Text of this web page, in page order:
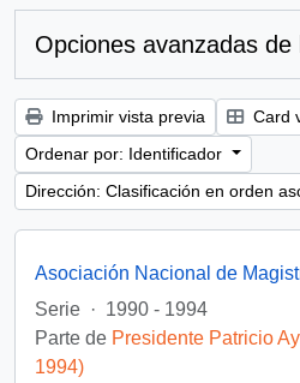
Opciones avanzadas de
Imprimir vista previa Card
Ordenar por: Identificador
Dirección: Clasificación en orden
Serie · 1990 - 1994
Parte de Presidente Patricio
1994)